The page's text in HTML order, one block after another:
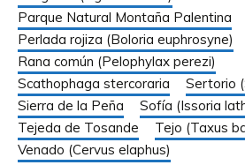
Parque Natural Montaña Palentina
Perlada rojiza (Boloria euphrosyne)
Rana común (Pelophylax perezi)
Scathophaga stercoraria
Sertorio
Sierra de la Peña
Sofía (Issoria
Tejeda de Tosande
Tejo (Taxus
Venado (Cervus elaphus)